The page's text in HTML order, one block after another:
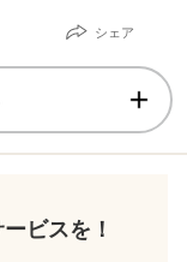
シェア
ビスを！